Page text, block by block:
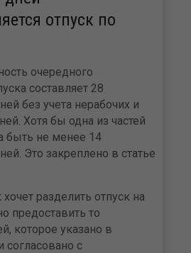
отпуск по
очередного
составляет 28
без учета нерабочих и
Хотя бы одна из частей
быть не менее 14
Это закреплено в статье
разделить отпуск на
предоставить то
которое указано в
согласовано с